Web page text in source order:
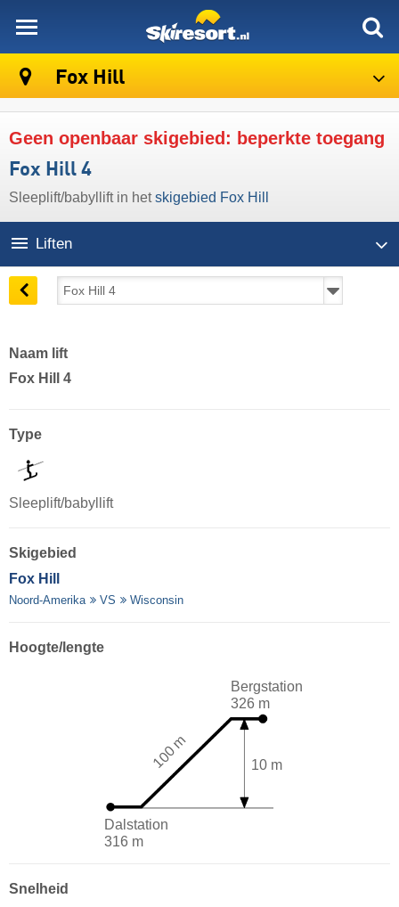
Fox Hill
Geen openbaar skigebied: beperkte toegang
Fox Hill 4
Sleeplift/babyllift in hetskigebied Fox Hill
Liften
Naam lift
Fox Hill 4
Type
Sleeplift/babyllift
Skigebied
Fox Hill
Noord-Amerika VS Wisconsin
Hoogte/lengte
Dalstation
316 m
Bergstation
326 m
10 m
100 m
Snelheid